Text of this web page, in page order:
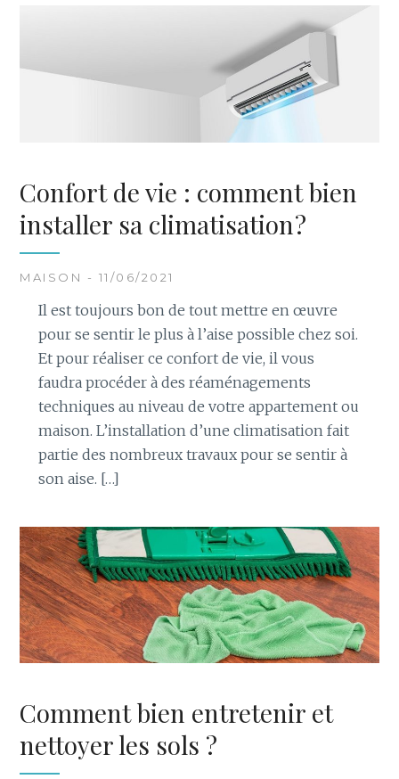
Confort de vie : comment bien
installer sa climatisation ?
MAISON - 11/06/2021
Il est toujours bon de tout mettre en œuvre
pour se sentir le plus à l’aise possible chez soi.
Et pour réaliser ce confort de vie, il vous
faudra procéder à des réaménagements
techniques au niveau de votre appartement ou
maison. L’installation d’une climatisation fait
partie des nombreux travaux pour se sentir à
son aise. […]
Comment bien entretenir et
nettoyer les sols ?